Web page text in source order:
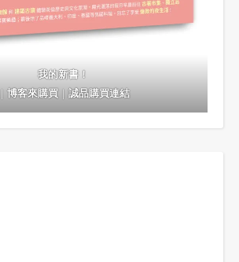
我的新書！
｜博客來購買｜誠品購買連結